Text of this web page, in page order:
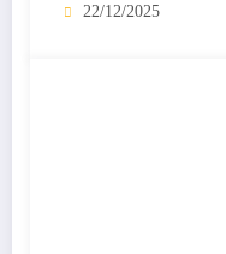
22/12/2025